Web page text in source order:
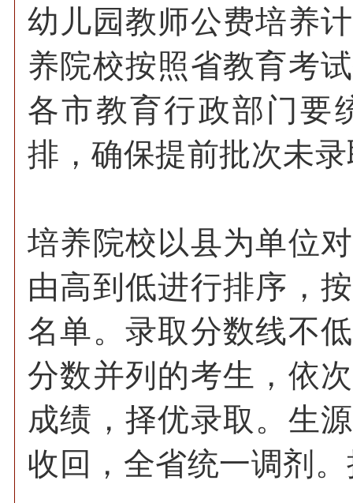
幼儿园教师公费培养
养院校按照省教育考
各市教育行政部门要
排，确保提前批次未
培养院校以县为单位
由高到低进行排序，
名单。录取分数线不
分数并列的考生，依
成绩，择优录取。生
收回，全省统一调剂